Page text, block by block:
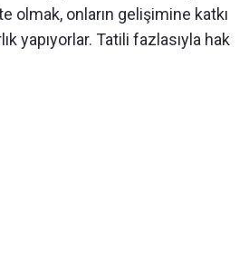
olmak, onların gelişimine katkı
yapıyorlar. Tatili fazlasıyla hak